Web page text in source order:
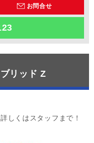
お問合せ
リッド Z
しくはスタッフまで！